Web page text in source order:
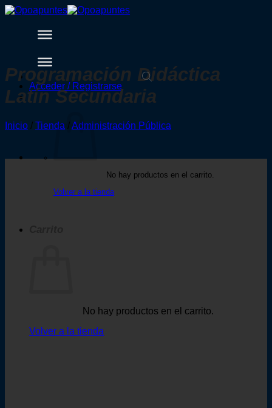
Saltar
contenido
Acceder / Registrarse
No hay productos en el carrito.
Volver a la tienda
No hay productos en el carrito.
Volver a la tienda
Programación Didáctica
Latín Secundaria
Inicio / Tienda /Administración Pública